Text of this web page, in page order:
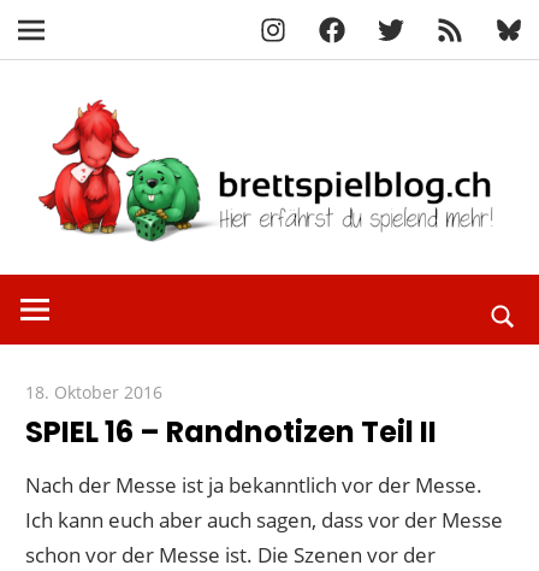
InstagramFacebook
X
RSS-
Feed
Navigation
springen
erfährst
mehr!
18. Oktober 2016
SPIEL 16 – Randnotizen Teil II
Nach der Messe ist ja bekanntlich vor der Messe.
Ich kann euch aber auch sagen, dass vor der Messe
schon vor der Messe ist. Die Szenen vor der